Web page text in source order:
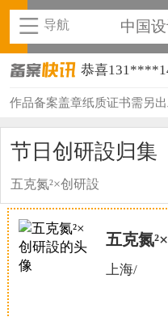
导航 中国
恭喜
恭喜
恭喜
恭喜
恭喜
作品备案盖章纸质证书需另
节日创研設归集
五克氮²×创研設
五克氮
上海/